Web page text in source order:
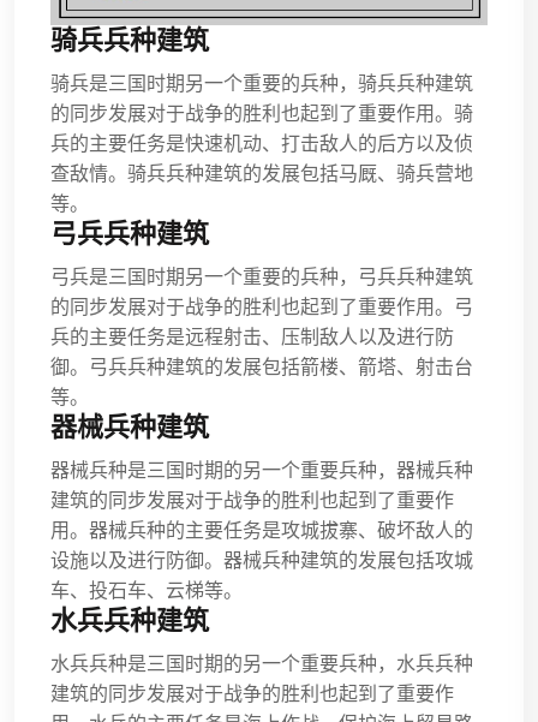
骑兵兵种建筑
骑兵是三国时期另一个重要的兵种，骑兵兵种建筑
的同步发展对于战争的胜利也起到了重要作用。骑
兵的主要任务是快速机动、打击敌人的后方以及侦
查敌情。骑兵兵种建筑的发展包括马厩、骑兵营地
等。
弓兵兵种建筑
弓兵是三国时期另一个重要的兵种，弓兵兵种建筑
的同步发展对于战争的胜利也起到了重要作用。弓
兵的主要任务是远程射击、压制敌人以及进行防
御。弓兵兵种建筑的发展包括箭楼、箭塔、射击台
等。
器械兵种建筑
器械兵种是三国时期的另一个重要兵种，器械兵种
建筑的同步发展对于战争的胜利也起到了重要作
用。器械兵种的主要任务是攻城拔寨、破坏敌人的
设施以及进行防御。器械兵种建筑的发展包括攻城
车、投石车、云梯等。
水兵兵种建筑
水兵兵种是三国时期的另一个重要兵种，水兵兵种
建筑的同步发展对于战争的胜利也起到了重要作